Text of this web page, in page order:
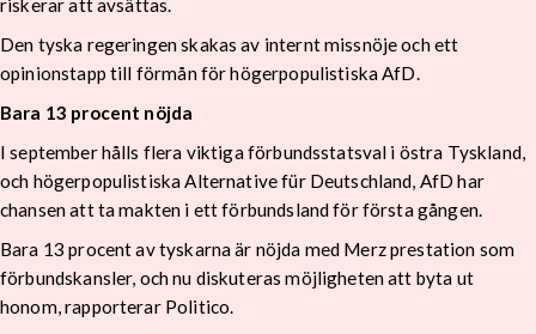
riskerar att avsättas.
Den tyska regeringen skakas av internt missnöje och ett
opinionstapp till förmån för högerpopulistiska AfD.
Bara 13 procent nöjda
I september hålls flera viktiga förbundsstatsval i östra Tyskland,
och högerpopulistiska Alternative für Deutschland, AfD har
chansen att ta makten i ett förbundsland för första gången.
Bara 13 procent av tyskarna är nöjda med Merz prestation som
förbundskansler, och nu diskuteras möjligheten att byta ut
honom, rapporterar Politico.